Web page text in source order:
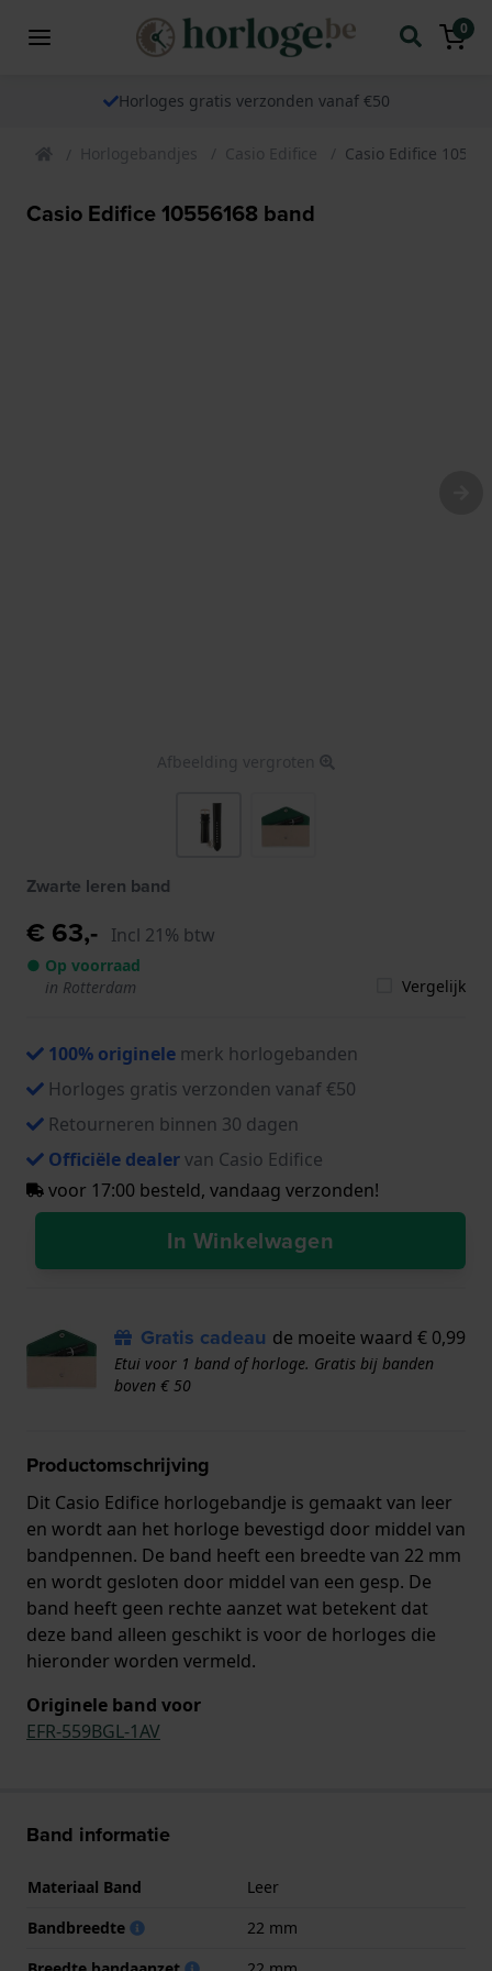
0
Horloges gratis verzonden vanaf €50
Horlogebandjes Casio Edifice Casio Edifice
Casio Edifice 10556168 band
Afbeelding vergroten
Zwarte leren band
€ 63,- Incl 21% btw
● Op voorraad
in Rotterdam
Vergelijk
100% originele merk horlogebanden
Horloges gratis verzonden vanaf €50
Retourneren binnen 30 dagen
Officiële dealervan Casio Edifice
voor 17:00 besteld, vandaag verzonden!
In Winkelwagen
Gratis cadeau de moeite waard € 0,99
Etui voor 1 band of horloge. Gratis bij banden
boven € 50
Productomschrijving
Dit Casio Edifice horlogebandje is gemaakt van leer
en wordt aan het horloge bevestigd door middel van
bandpennen. De band heeft een breedte van 22 mm
en wordt gesloten door middel van een gesp. De
band heeft geen rechte aanzet wat betekent dat
deze band alleen geschikt is voor de horloges die
hieronder worden vermeld.
Originele band voor
EFR-559BGL-1AV
Band informatie
Materiaal Band
Leer
Bandbreedte
22 mm